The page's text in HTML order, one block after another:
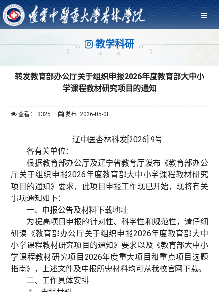
教学科研
转发教育部办公厅关于组织申报2026年度教育部大中小
学课程教材研究项目的通知
查看： 3325 发布: 2026-05-08
辽中医杏林科发[2026] 9号
各有关单位：
根据教育部办公厅及辽宁省教育厅发布《教育部办公
厅关于组织申报2026年度教育部大中小学课程教材研究
项目的通知》要求，此项目申报工作现已开始，现将有关
事项通知如下：
一、申报公告及材料下载地址
为提高项目申报的针对性、科学性和规范性，请仔细
研读《教育部办公厅关于组织申报2026年度教育部大中
小学课程教材研究项目的通知》要求以及《教育部大中小
学课程教材研究项目2026年度重大项目和重点项目选题
指南》，上述文件及申报所需材料均可从我校官网下载。
二、工作具体安排